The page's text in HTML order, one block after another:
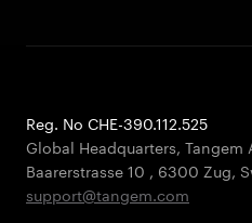
Reg. No CHE-390.112.525
Global Headquarters, Tangem
Baarerstrasse 10 , 6300 Zug,
support@tangem.com